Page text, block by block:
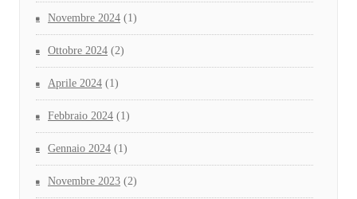
Novembre 2024 (1)
Ottobre 2024 (2)
Aprile 2024 (1)
Febbraio 2024 (1)
Gennaio 2024 (1)
Novembre 2023 (2)